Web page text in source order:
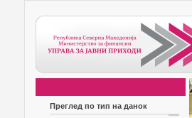
Преглед по тип на данок